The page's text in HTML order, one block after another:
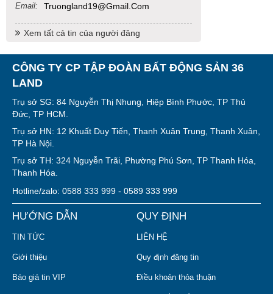
Email: Truongland19@gmail.com
Xem tất cả tin của người đăng
CÔNG TY CP TẬP ĐOÀN BẤT ĐỘNG SẢN 36
LAND
Trụ sở SG: 84 Nguyễn Thị Nhung, Hiệp Bình Phước, TP Thủ
Đức, TP HCM.
Trụ sở HN: 12 Khuất Duy Tiến, Thanh Xuân Trung, Thanh Xuân,
TP Hà Nội.
Trụ sở TH: 324 Nguyễn Trãi, Phường Phú Sơn, TP Thanh Hóa,
Thanh Hóa.
Hotline/zalo: 0588 333 999 - 0589 333 999
HƯỚNG DẪN
TIN TỨC
Giới thiệu
Báo giá tin VIP
QUY ĐỊNH
LIÊN HỆ
Quy định đăng tin
Điều khoản thỏa thuận